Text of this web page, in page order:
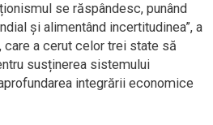
se răspândesc, punând
și alimentând incertitudinea”, a
care a cerut celor trei state să
susținerea sistemului
integrării economice